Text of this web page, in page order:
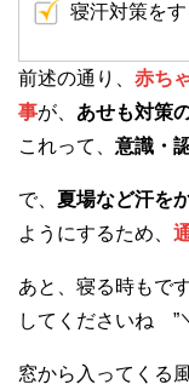
寝汗対策をす
前述の通り、 赤ち
事が、 あせも対策
これって、 意識・
で、 夏場など汗を
ようにするため、
あと、寝る時もです
してくださいね ”
窓から入ってくる